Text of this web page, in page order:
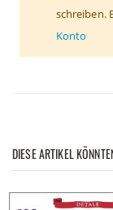
schreiben.
Konto
DIESE ARTIKEL